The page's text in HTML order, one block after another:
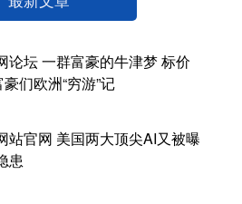
论坛 一群富豪的牛津梦 标价
们欧洲“穷游”记
站官网 美国两大顶尖AI又被曝
患